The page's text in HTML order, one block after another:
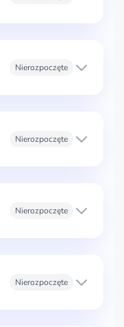
Nierozpoczęte
Nierozpoczęte
Nierozpoczęte
Nierozpoczęte